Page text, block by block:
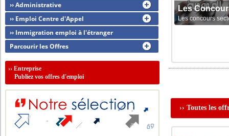
Les
Les concours
›› Toutes les
›› Administrative
›› Emploi Centre d'Appel
›› Immigration emploi à l'étranger
Parcourir les Offres
››Entreprise
Publiez vos offres d'emploi